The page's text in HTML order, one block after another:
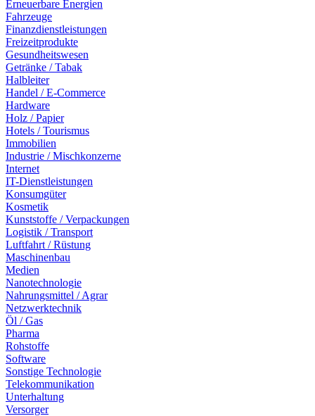
Erneuerbare Energien
Fahrzeuge
Finanzdienstleistungen
Freizeitprodukte
Gesundheitswesen
Getränke / Tabak
Halbleiter
Handel / E-Commerce
Hardware
Holz / Papier
Hotels / Tourismus
Immobilien
Industrie / Mischkonzerne
Internet
IT-Dienstleistungen
Konsumgüter
Kosmetik
Kunststoffe / Verpackungen
Logistik / Transport
Luftfahrt / Rüstung
Maschinenbau
Medien
Nanotechnologie
Nahrungsmittel / Agrar
Netzwerktechnik
Öl / Gas
Pharma
Rohstoffe
Software
Sonstige Technologie
Telekommunikation
Unterhaltung
Versorger